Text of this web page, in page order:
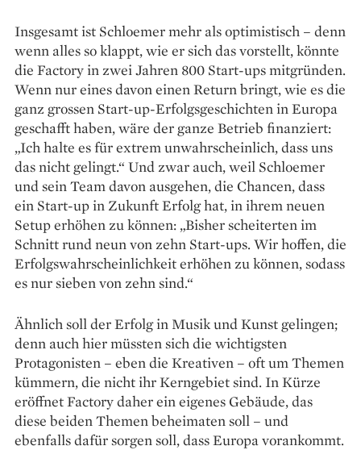
Insgesamt ist Schloemer mehr als optimistisch – denn
wenn alles so klappt, wie er sich das vorstellt, könnte
die Factory in zwei Jahren 800 Start-ups mitgründen.
Wenn nur eines davon einen Return bringt, wie es die
ganz grossen Start-up-Erfolgsgeschichten in Europa
geschafft haben, wäre der ganze Betrieb finanziert:
„Ich halte es für extrem unwahrscheinlich, dass uns
das nicht gelingt.“ Und zwar auch, weil Schloemer
und sein Team davon ausgehen, die Chancen, dass
ein Start-up in Zukunft Erfolg hat, in ihrem neuen
Setup erhöhen zu können: „Bisher scheiterten im
Schnitt rund neun von zehn Start-ups. Wir hoffen, die
Erfolgswahrscheinlichkeit erhöhen zu können, sodass
es nur sieben von zehn sind.“
Ähnlich soll der Erfolg in Musik und Kunst gelingen;
denn auch hier müssten sich die wichtigsten
Protagonisten – eben die Kreativen – oft um Themen
kümmern, die nicht ihr Kerngebiet sind. In Kürze
eröffnet Factory daher ein eigenes Gebäude, das
diese beiden Themen beheimaten soll – und
ebenfalls dafür sorgen soll, dass Europa vorankommt.